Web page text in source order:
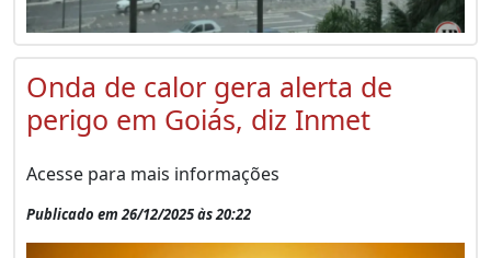
Onda de calor gera alerta de
perigo em Goiás, diz Inmet
Acesse para mais informações
Publicado em 26/12/2025 às 20:22